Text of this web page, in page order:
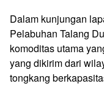
Dalam kunjungan
Pelabuhan Talang
komoditas utama
yang dikirim dari
tongkang